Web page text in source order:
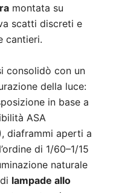
montata su
scatti discreti e
cantieri.
consolidò con un
della luce:
in base a
ASA
diaframmi aperti a
di 1/60–1/15
naturale
lampade allo